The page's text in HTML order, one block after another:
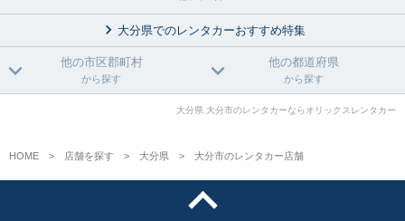
大分県でのレンタカーおすすめ特集
他の市区郡町村
から探す
他の都道府県
から探す
大分県 大分市のレンタカーならオリックスレンタカー
HOME 店舗を探す 大分県 大分市のレンタカー店舗